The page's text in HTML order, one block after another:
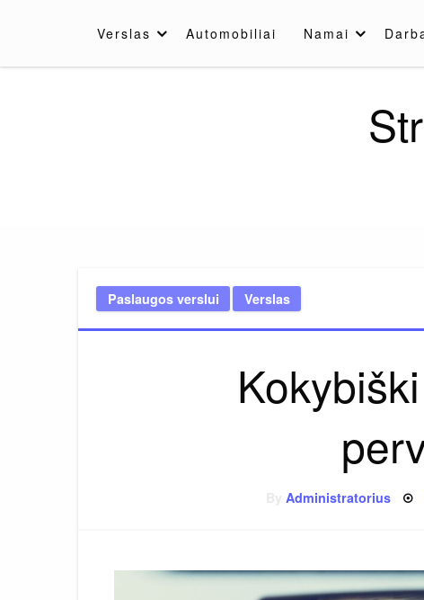
Verslas Automobiliai Namai
Paslaugos verslui Verslas
ByAdministratorius